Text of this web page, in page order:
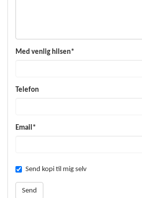
Med venlig hilsen*
Telefon
Email*
Send kopi til mig selv